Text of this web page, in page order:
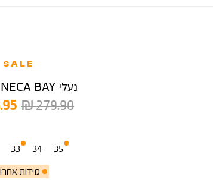
SALE
נעלי SENECA BAY לנוער
₪
מחיר
279.90 ₪
33
מידות
34 35